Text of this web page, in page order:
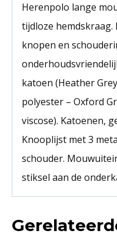
Herenpolo lange
tijdloze
knopen en
katoen (Heather
polyester – Oxford
viscose). Katoenen,
Knooplijst met 3
schouder.
stiksel aan de